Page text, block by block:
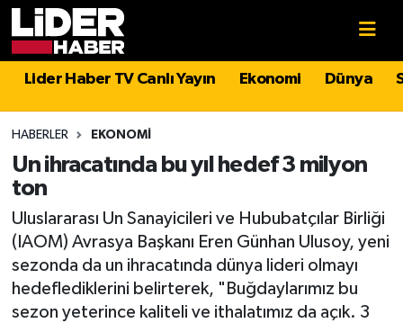
Lider Haber TV Canlı Yayın Ekonomi Dünya
HABERLER EKONOMI
Un ihracatında bu yıl hedef 3 milyon
ton
Uluslararası Un Sanayicileri ve Hububatçılar Birliği
(IAOM) Avrasya Başkanı Eren Günhan Ulusoy, yeni
sezonda da un ihracatında dünya lideri olmayı
hedeflediklerini belirterek, "Buğdaylarımız bu
sezon yeterince kaliteli ve ithalatımız da açık. 3
Politika
Asayiş
Magazin
Spor
Hava Durumu
İstanbul Namaz Vakitleri
Süper Lig Puan Durumu ve Fikstür
Tüm Manşetler